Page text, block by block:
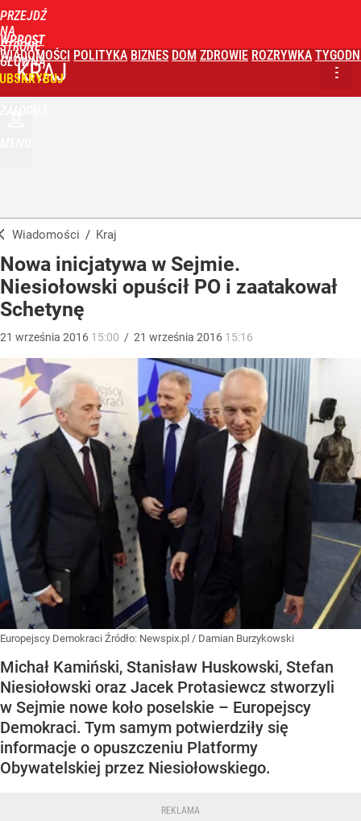
PRZEJDŹ
NA
STRONĘ
GŁÓWNĄ
WPROST
WIADOMOŚCI POLITYKA BIZNES DOM ZDROWIE ROZRYWKA
KRAJ
Wiadomości / Kraj
Nowa inicjatywa w Sejmie.
Niesiołowski opuścił PO i zaatakował
Schetynę
21 września 2016 15:00 / 21 września 2016 15:16
Europejscy Demokraci Źródło: Newspix.pl / Damian Burzykowski
Michał Kamiński, Stanisław Huskowski, Stefan
Niesiołowski oraz Jacek Protasiewcz stworzyli
w Sejmie nowe koło poselskie – Europejscy
Demokraci. Tym samym potwierdziły się
informacje o opuszczeniu Platformy
Obywatelskiej przez Niesiołowskiego.